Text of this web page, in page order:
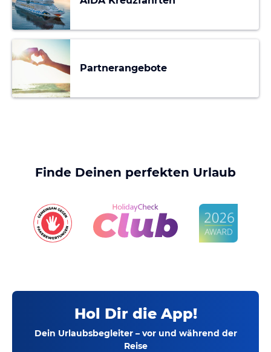
Partnerangebote
Finde Deinen perfekten Urlaub
Hol Dir die App!
Dein Urlaubsbegleiter – vor und während der
Reise